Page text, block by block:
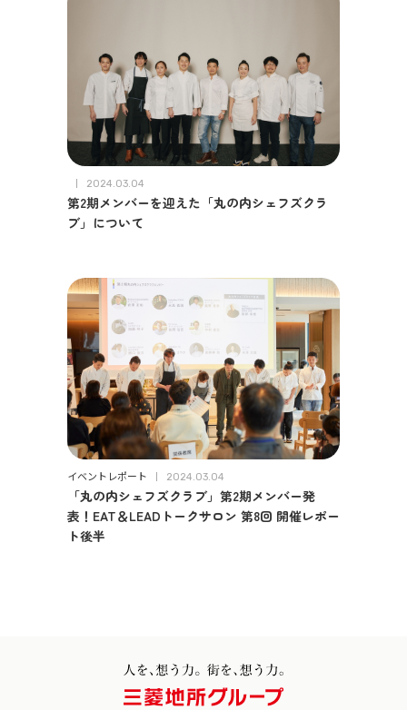
2024.03.04
第2期メンバーを迎えた「丸の内シェフズクラ
ブ」について
イベントレポート 2024.03.04
「丸の内シェフズクラブ」第2期メンバー発
表！EAT＆LEADトークサロン 第8回 開催レポー
ト後半